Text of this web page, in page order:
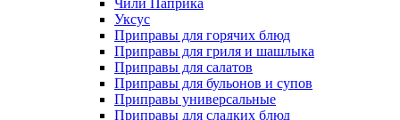
Чили Паприка
Уксус
Приправы для горячих блюд
Приправы для гриля и шашлыка
Приправы для салатов
Приправы для бульонов и супов
Приправы универсальные
Приправы для сладких блюд